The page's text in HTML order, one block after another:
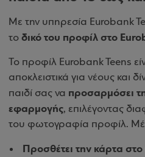
Με την υπηρεσία Eurobank
το δικό του προφίλ στο
Το προφίλ Eurobank Teens
αποκλειστικά για νέους και
παιδί σας να προσαρμόσει
εφαρμογής, επιλέγοντας
του φωτογραφία προφίλ.
Προσθέτει την κάρτα